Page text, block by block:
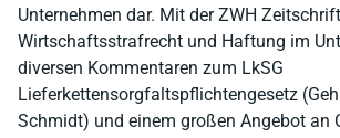
Unternehmen dar. Mit der ZWH
Wirtschaftsstrafrecht und Haftung im
diversen Kommentaren zum LkSG
Lieferkettensorgfaltspflichtengesetz
Schmidt) und einem großen Angebot an